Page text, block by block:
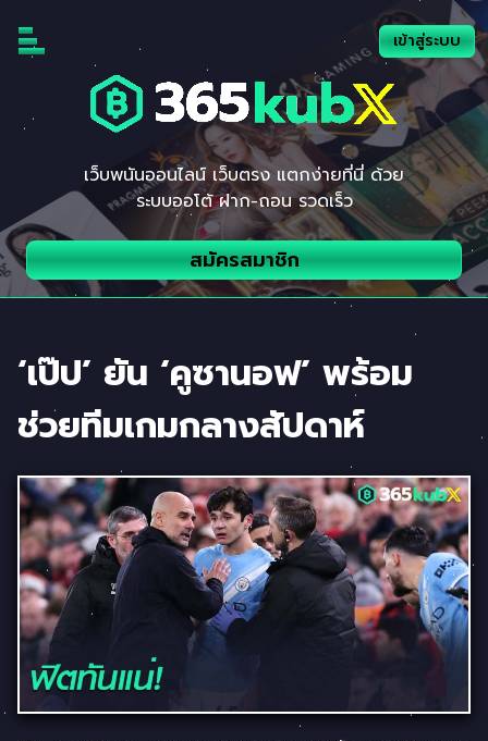
content
เว็บพนันออนไลน์ เว็บตรง แตกง่ายที่นี่ ด้วย
ระบบออโต้ ฝาก-ถอน รวดเร็ว
สมัครสมาชิก
เข้าสู่ระบบ
‘เป๊ป’ ยัน ‘คูซานอฟ’ พร้อม
ช่วยทีมเกมกลางสัปดาห์